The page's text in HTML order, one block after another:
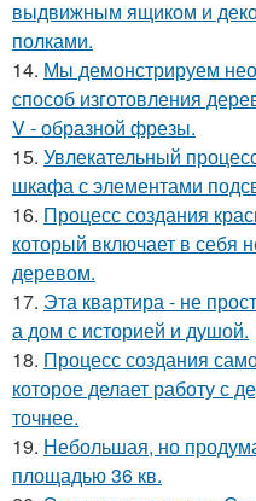
выдвижным ящиком и
полками.
14. Мы демонстрируем
способ изготовления
V - образной фрезы.
15. Увлекательный
шкафа с элементами
16. Процесс создания
который включает в себя
деревом.
17. Эта квартира - не
а дом с историей и душой.
18. Процесс создания
которое делает работу с
точнее.
19. Небольшая, но
площадью 36 кв.